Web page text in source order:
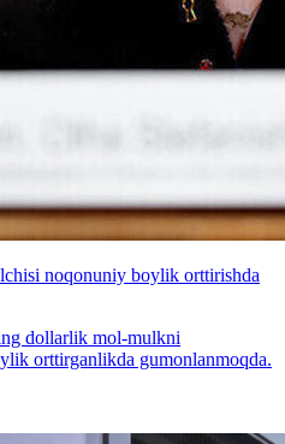
noqonuniy boylik orttirishda
dollarlik mol-mulkni
orttirganlikda gumonlanmoqda.